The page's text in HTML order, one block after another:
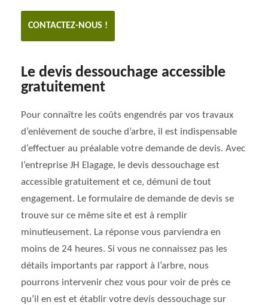
CONTACTEZ-NOUS !
Le devis dessouchage accessible
gratuitement
Pour connaître les coûts engendrés par vos travaux
d’enlèvement de souche d’arbre, il est indispensable
d’effectuer au préalable votre demande de devis. Avec
l’entreprise JH Elagage, le devis dessouchage est
accessible gratuitement et ce, démuni de tout
engagement. Le formulaire de demande de devis se
trouve sur ce même site et est à remplir
minutieusement. La réponse vous parviendra en
moins de 24 heures. Si vous ne connaissez pas les
détails importants par rapport à l’arbre, nous
pourrons intervenir chez vous pour voir de près ce
qu’il en est et établir votre devis dessouchage sur